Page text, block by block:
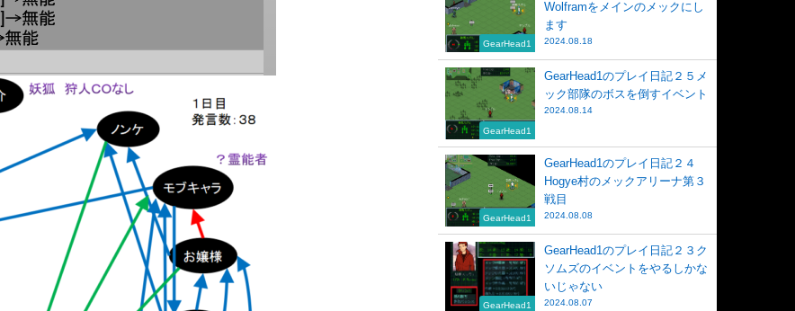
GearHead1
Wolframをメインのメックにし
ます
2024.08.18
GearHead1
GearHead1のプレイ日記２５メ
ック部隊のボスを倒すイベント
2024.08.14
GearHead1
GearHead1のプレイ日記２４
Hogye村のメックアリーナ第３
戦目
2024.08.08
GearHead1
GearHead1のプレイ日記２３ク
ソムズのイベントをやるしかな
いじゃない
2024.08.07